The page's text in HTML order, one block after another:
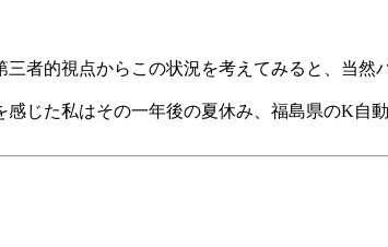
者的視点からこの状況を考えてみると、当然
じた私はその一年後の夏休み、福島県のK